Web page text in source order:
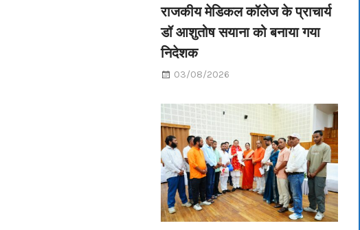
राजकीय मेडिकल कॉलेज के प्राचार्य
डॉ आशुतोष सयाना को बनाया गया
निदेशक
03/08/2026